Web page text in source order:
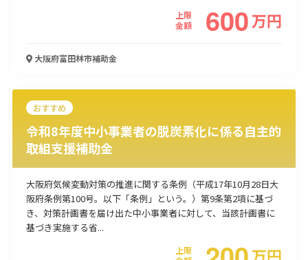
上限
金額
600万円
大阪府富田林市補助金
おすすめ
令和8年度中小事業者の脱炭素化に係る自主的
取組支援補助金
大阪府気候変動対策の推進に関する条例（平成17年10月28日大
阪府条例第100号。以下「条例」という。）第9条第2項に基づ
き、対策計画書を届け出た中小事業者に対して、当該計画書に
基づき実施する省...
上限
万円